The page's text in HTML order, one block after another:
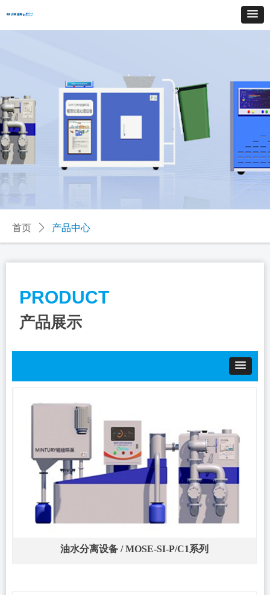
首页 ꄲ 产品中心
油水分离设备 / MOSE-SI-P/C1系列
PRODUCT
产品展示